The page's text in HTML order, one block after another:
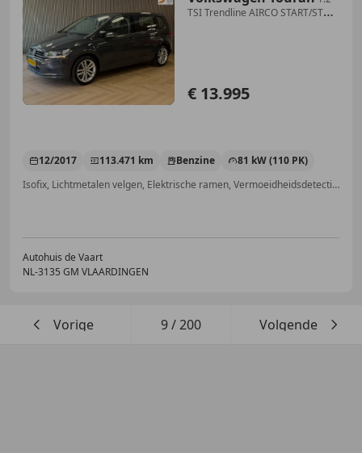
TSI Trendline AIRCO START/STOP
€ 13.995
12/2017 113.471 km Benzine
81 kW (110 PK)
Isofix, Lichtmetalen velgen, Elektrische ramen, Vermoeidheidsdetectie, Bandenspanningscontrole, Airbag passagier, Electronic Stability Program
Autohuis de Vaart
NL-3135 GM VLAARDINGEN
Vorige 9/200 Volgende